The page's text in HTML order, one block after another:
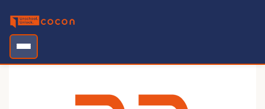
content